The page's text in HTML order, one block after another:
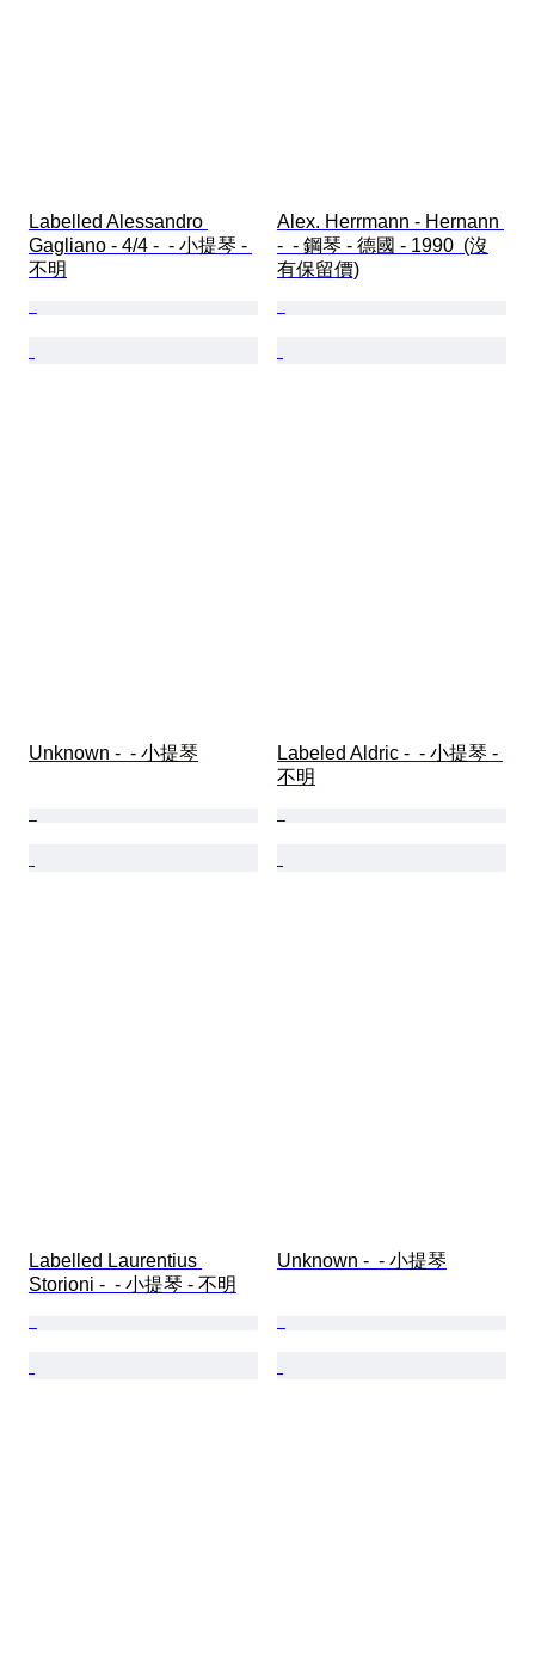
Labelled Alessandro
Gagliano - 4/4 -  - 小提琴 -
不明
Alex. Herrmann - Hernann
-  - 鋼琴 - 德國 - 1990  (沒
有保留價)
Unknown -  - 小提琴
Labeled Aldric -  - 小提琴 -
不明
Labelled Laurentius
Storioni -  - 小提琴 - 不明
Unknown -  - 小提琴